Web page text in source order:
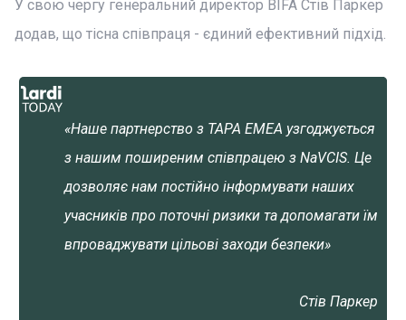
У свою чергу генеральний директор BIFA Стів Паркер
додав, що тісна співпраця - єдиний ефективний підхід.
«Наше партнерство з TAPA EMEA узгоджується
з нашим поширеним співпрацею з NaVCIS. Це
дозволяє нам постійно інформувати наших
учасників про поточні ризики та допомагати їм
впроваджувати цільові заходи безпеки»
Стів Паркер